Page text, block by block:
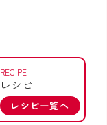
RECIPE
レシピ
レシピ一覧へ